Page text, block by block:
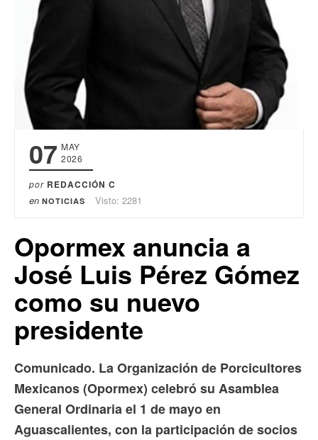
07 MAY
2026
por REDACCIÓN C
en NOTICIAS Visto: 2281
Opormex anuncia a
José Luis Pérez Gómez
como su nuevo
presidente
Comunicado. La Organización de Porcicultores
Mexicanos (Opormex) celebró su Asamblea
General Ordinaria el 1 de mayo en
Aguascalientes, con la participación de socios